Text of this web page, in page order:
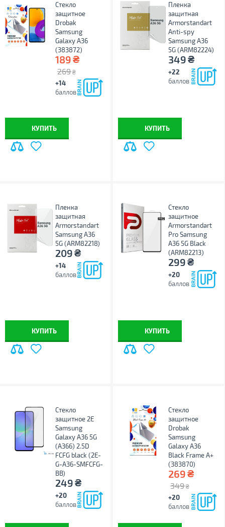
Стекло
защитное
Drobak
Samsung
Galaxy A36
(383872)
189₴
269 ₴
+14
баллов
КУПИТЬ
Пленка
защитная
Armorstandart
Anti-spy
Samsung A36
5G (ARM82224)
349₴
+22
баллов
КУПИТЬ
Пленка
защитная
Armorstandart
Samsung A36
5G (ARM82218)
209₴
+14
баллов
КУПИТЬ
Стекло
защитное
Armorstandart
Pro Samsung
A36 5G Black
(ARM82213)
299₴
+20
баллов
КУПИТЬ
Стекло
защитное 2E
Samsung
Galaxy A36 5G
(A366) 2.5D
FCFG black (2E-
G-A36-SMFCFG-
BB)
249₴
+20
баллов
Стекло
защитное
Drobak
Samsung
Galaxy A36
Black Frame A+
(383870)
269₴
349 ₴
+20
баллов